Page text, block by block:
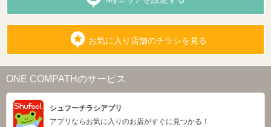
お気に入り店舗のチラシを見る
ONE COMPATHのサービス
シュフーチラシアプリ
アプリならお気に入りのお店がすぐに見つかる！